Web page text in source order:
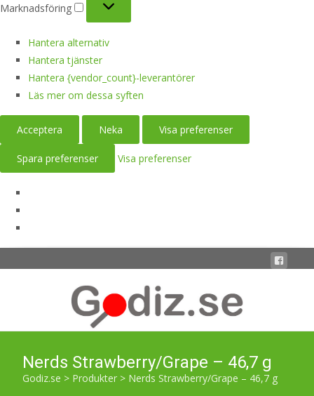
Marknadsföring
Hantera alternativ
Hantera tjänster
Hantera {vendor_count}-leverantörer
Läs mer om dessa syften
Acceptera Neka Visa preferenser
Spara preferenser Visa preferenser
Nerds Strawberry/Grape – 46,7 g
Godiz.se > Produkter > Nerds Strawberry/Grape – 46,7 g